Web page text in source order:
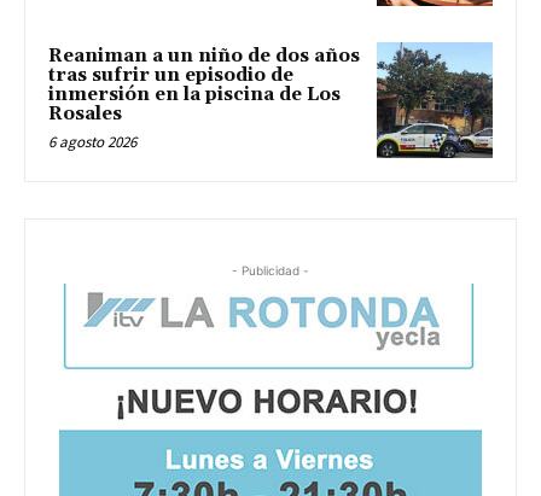
Reaniman a un niño de dos años
tras sufrir un episodio de
inmersión en la piscina de Los
Rosales
6 agosto 2026
- Publicidad -